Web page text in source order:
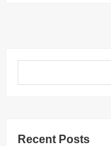
Recent Posts